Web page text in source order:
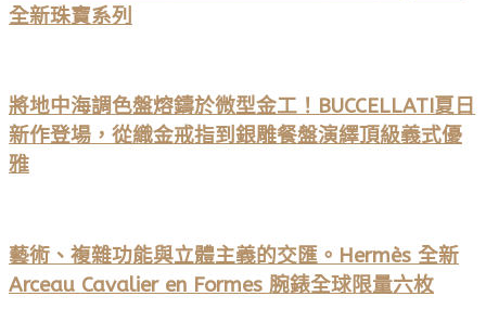
全新珠寶系列
將地中海調色盤熔鑄於微型金工！BUCCELLATI夏日
新作登場，從織金戒指到銀雕餐盤演繹頂級義式優
雅
藝術、複雜功能與立體主義的交匯。Hermès 全新
Arceau Cavalier en Formes 腕錶全球限量六枚